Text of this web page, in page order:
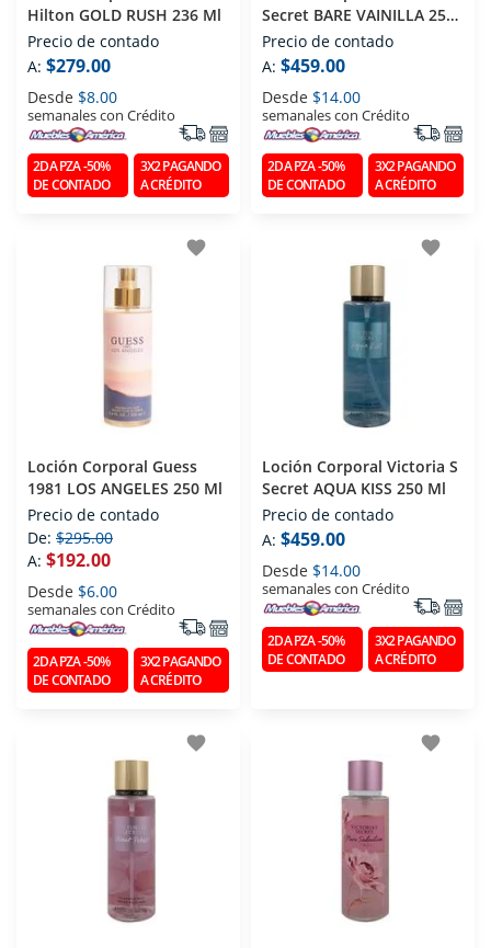
Hilton GOLD RUSH 236 Ml
Precio de contado
A: $279.00
Desde $8.00
semanales con Crédito
2DA PZA -50%
DE CONTADO
3X2 PAGANDO
A CRÉDITO
Secret BARE VAINILLA 250
Ml
Precio de contado
A: $459.00
Desde $14.00
semanales con Crédito
2DA PZA -50%
DE CONTADO
3X2 PAGANDO
A CRÉDITO
favorite
Loción Corporal Guess
1981 LOS ANGELES 250 Ml
Precio de contado
De: $295.00
A: $192.00
Desde $6.00
semanales con Crédito
2DA PZA -50%
DE CONTADO
3X2 PAGANDO
A CRÉDITO
favorite
Loción Corporal Victoria S
Secret AQUA KISS 250 Ml
Precio de contado
A: $459.00
Desde $14.00
semanales con Crédito
2DA PZA -50%
DE CONTADO
3X2 PAGANDO
A CRÉDITO
favorite favorite